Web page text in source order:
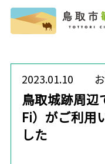
鳥取城跡周辺
Fi）がご利用
した
2023.01.10